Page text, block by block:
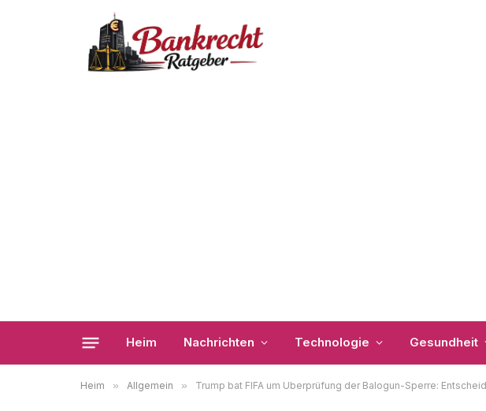
Heim Nachrichten Technologie Gesundheit
Heim » Allgemein » Trump bat FIFA um Überprüfung der Balogun-Sperre: